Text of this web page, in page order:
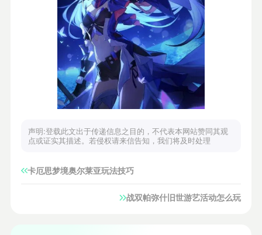
声明:登载此文出于传递信息之目的，不代表本网站赞同其观
点或证实其描述。若侵权请来信告知，我们将及时处理
卡厄思梦境奥尔莱亚玩法技巧
战双帕弥什旧世游艺活动怎么玩